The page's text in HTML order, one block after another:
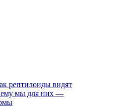
рептилоиды видят
мы для них —